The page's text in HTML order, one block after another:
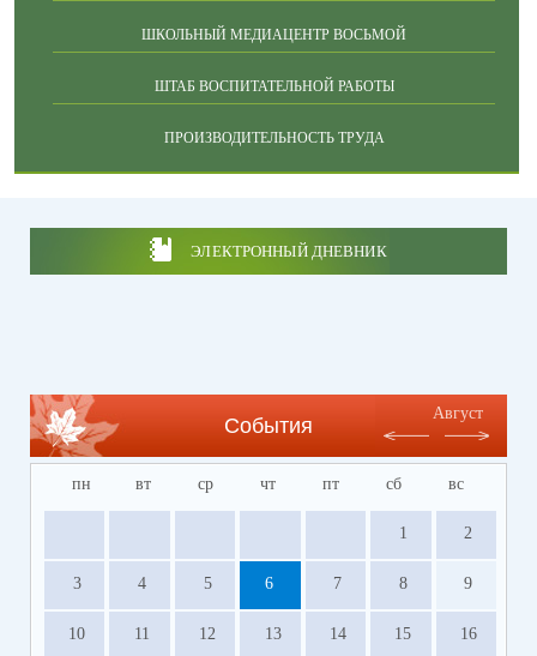
ШКОЛЬНЫЙ МЕДИАЦЕНТР ВОСЬМОЙ
ШТАБ ВОСПИТАТЕЛЬНОЙ РАБОТЫ
ПРОИЗВОДИТЕЛЬНОСТЬ ТРУДА
ЭЛЕКТРОННЫЙ ДНЕВНИК
События
Август
пн вт ср чт пт сб вс
1 2
3 4 5 6 7 8 9
10 11 12 13 14 15 16